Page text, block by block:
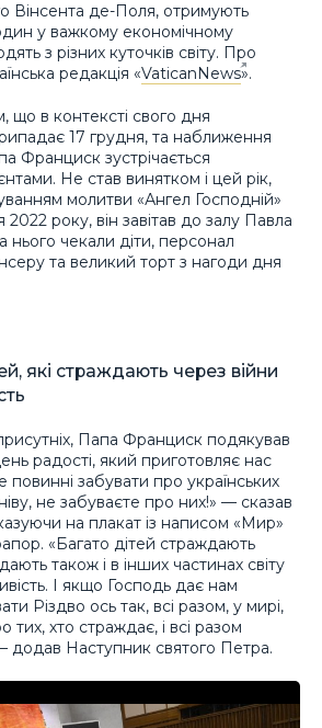
Вінсента де-Поля, отримують
у важкому економічному
з різних куточків світу. Про
редакція «VaticanNews».
що в контексті свого дня
17 грудня, та наближення
Франциск зустрічається
Не став винятком і цей рік,
молитви «Ангел Господній»
року, він завітав до залу Павла
нього чекали діти, персонал
та великий торт з нагоди дня
які страждають через війни
Папа Франциск подякував
радості, який приготовляє нас
повинні забувати про українських
не забуваєте про них!» — сказав
на плакат із написом «Мир»
«Багато дітей страждають
також і в інших частинах світу
І якщо Господь дає нам
Різдво ось так, всі разом, у мирі,
тих, хто страждає, і всі разом
додав Наступник святого Петра.